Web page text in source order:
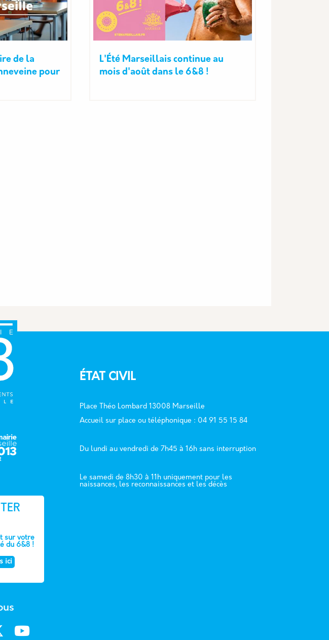
de la
pour
L'Été Marseillais continue au
mois d'août dans le 6&8 !
sur votre
du 6&8 !
ici
ÉTAT CIVIL
Place Théo Lombard 13008 Marseille
Accueil sur place ou téléphonique : 04 91 55 15 84
Du lundi au vendredi de 7h45 à 16h sans interruption
Le samedi de 8h30 à 11h uniquement pour les
naissances, les reconnaissances et les décès